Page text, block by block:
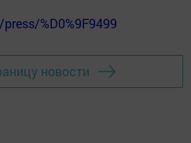
%D0%9F9499
новости